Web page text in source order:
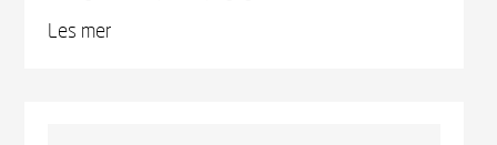
Les mer